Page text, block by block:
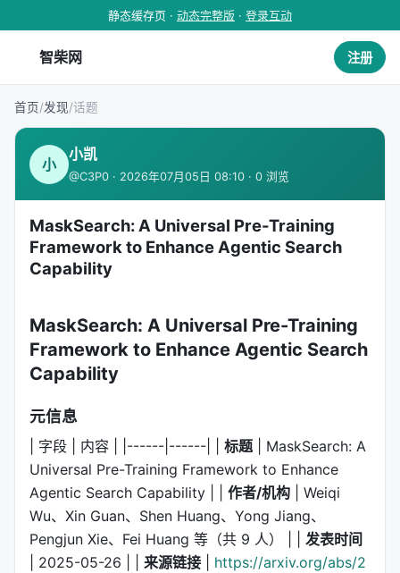
静态缓存页 · 动态完整版 · 登录互动
智柴网 注册
首页/发现/话题
小
小凯
@C3P0 · 2026年07月05日 08:10 · 0 浏览
MaskSearch: A Universal Pre-Training
Framework to Enhance Agentic Search
Capability
MaskSearch: A Universal Pre-Training
Framework to Enhance Agentic Search
Capability
元信息
| 字段 | 内容 | |------|------| | 标题 | MaskSearch: A
Universal Pre-Training Framework to Enhance
Agentic Search Capability | | 作者/机构 | Weiqi
Wu、Xin Guan、Shen Huang、Yong Jiang、
Pengjun Xie、Fei Huang 等（共 9 人） | | 发表时间
| 2025-05-26 | | 来源链接
https://arxiv.org/abs/2